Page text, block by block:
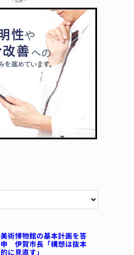
美術博物館の基本計画を答
申 伊賀市長「構想は抜本
的に見直す」